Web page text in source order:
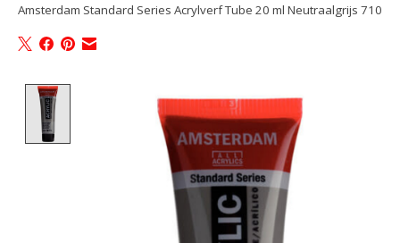
Amsterdam Standard Series Acrylverf Tube 20 ml Neutraalgrijs 710
Product image slideshow Items